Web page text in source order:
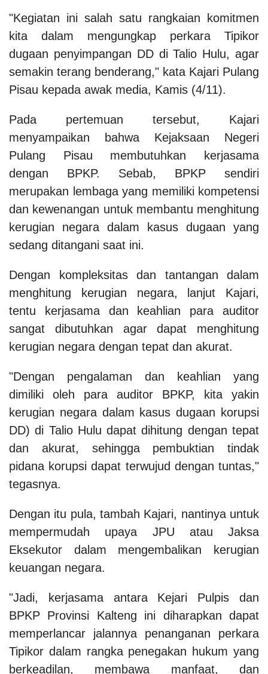
"Kegiatan ini salah satu rangkaian komitmen
kita dalam mengungkap perkara Tipikor
dugaan penyimpangan DD di Talio Hulu, agar
semakin terang benderang," kata Kajari Pulang
Pisau kepada awak media, Kamis (4/11).
Pada pertemuan tersebut, Kajari
menyampaikan bahwa Kejaksaan Negeri
Pulang Pisau membutuhkan kerjasama
dengan BPKP. Sebab, BPKP sendiri
merupakan lembaga yang memiliki kompetensi
dan kewenangan untuk membantu menghitung
kerugian negara dalam kasus dugaan yang
sedang ditangani saat ini.
Dengan kompleksitas dan tantangan dalam
menghitung kerugian negara, lanjut Kajari,
tentu kerjasama dan keahlian para auditor
sangat dibutuhkan agar dapat menghitung
kerugian negara dengan tepat dan akurat.
"Dengan pengalaman dan keahlian yang
dimiliki oleh para auditor BPKP, kita yakin
kerugian negara dalam kasus dugaan korupsi
DD) di Talio Hulu dapat dihitung dengan tepat
dan akurat, sehingga pembuktian tindak
pidana korupsi dapat terwujud dengan tuntas,"
tegasnya.
Dengan itu pula, tambah Kajari, nantinya untuk
mempermudah upaya JPU atau Jaksa
Eksekutor dalam mengembalikan kerugian
keuangan negara.
"Jadi, kerjasama antara Kejari Pulpis dan
BPKP Provinsi Kalteng ini diharapkan dapat
memperlancar jalannya penanganan perkara
Tipikor dalam rangka penegakan hukum yang
berkeadilan, membawa manfaat, dan